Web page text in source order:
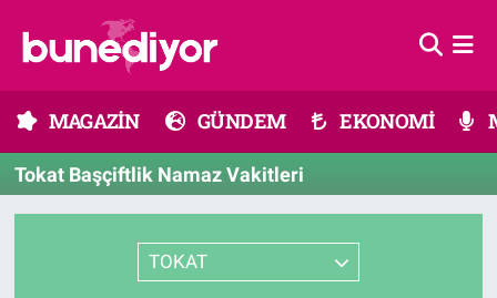
MAGAZİN GÜNDEM EKONOMİ
Tokat Başçiftlik Namaz Vakitleri
TOKAT
Dünya
EKONOMİ
Süper Lig Puan Durumu ve Fikstür
Tüm Manşetler